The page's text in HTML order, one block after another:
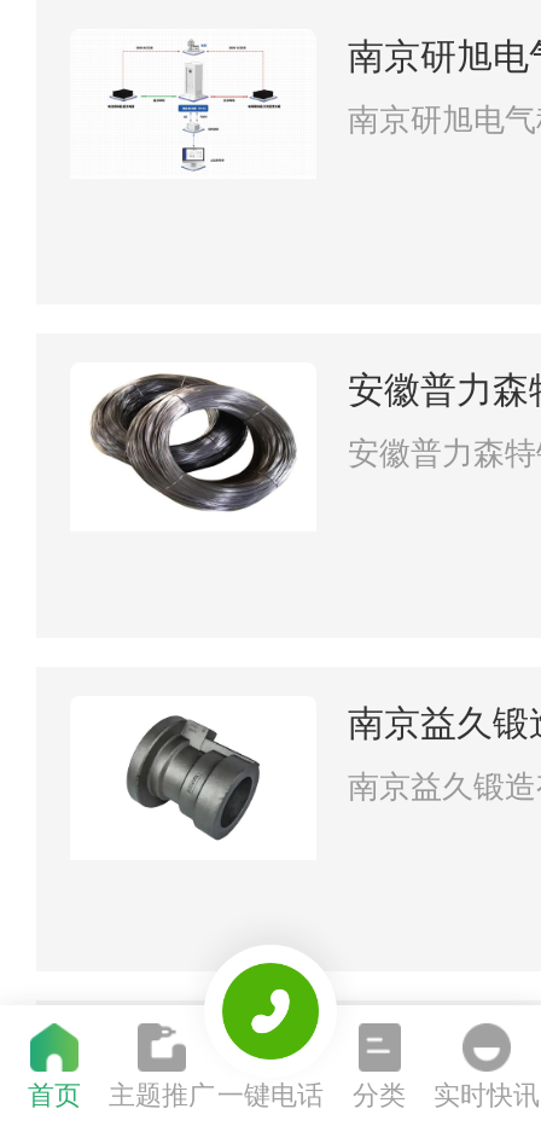
南京研旭电
南京研旭电
安徽普力
安徽普力森
南京益久锻
南京益久锻
江苏盛泰
首页 主题推广一键电话 分类 实时快讯